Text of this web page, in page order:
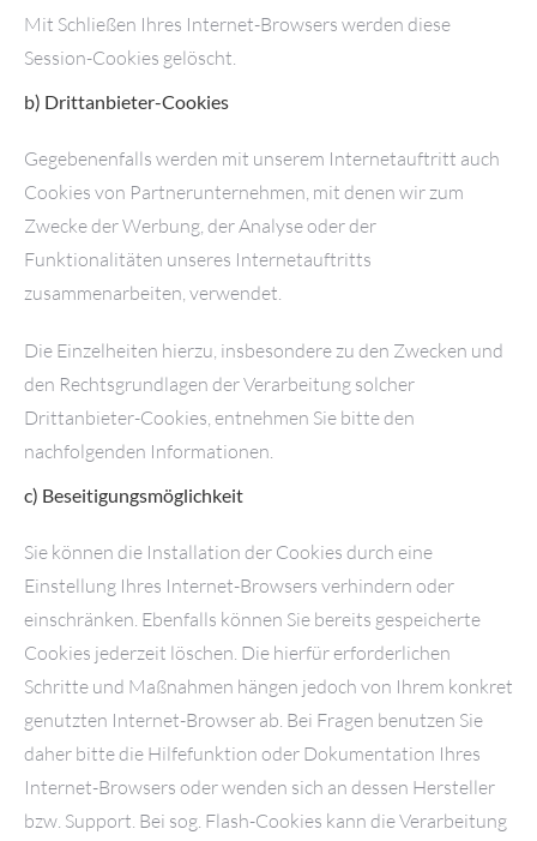
Mit Schließen Ihres Internet-Browsers werden diese
Session-Cookies gelöscht.
b) Drittanbieter-Cookies
Gegebenenfalls werden mit unserem Internetauftritt auch
Cookies von Partnerunternehmen, mit denen wir zum
Zwecke der Werbung, der Analyse oder der
Funktionalitäten unseres Internetauftritts
zusammenarbeiten, verwendet.
Die Einzelheiten hierzu, insbesondere zu den Zwecken und
den Rechtsgrundlagen der Verarbeitung solcher
Drittanbieter-Cookies, entnehmen Sie bitte den
nachfolgenden Informationen.
c) Beseitigungsmöglichkeit
Sie können die Installation der Cookies durch eine
Einstellung Ihres Internet-Browsers verhindern oder
einschränken. Ebenfalls können Sie bereits gespeicherte
Cookies jederzeit löschen. Die hierfür erforderlichen
Schritte und Maßnahmen hängen jedoch von Ihrem konkret
genutzten Internet-Browser ab. Bei Fragen benutzen Sie
daher bitte die Hilfefunktion oder Dokumentation Ihres
Internet-Browsers oder wenden sich an dessen Hersteller
bzw. Support. Bei sog. Flash-Cookies kann die Verarbeitung